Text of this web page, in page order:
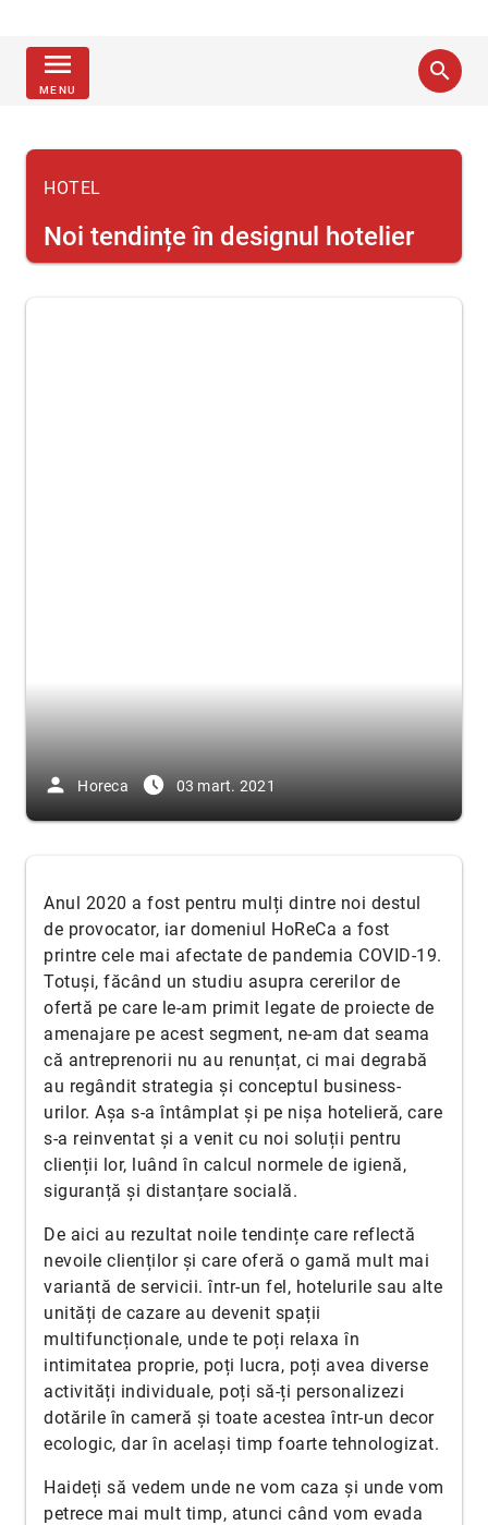
menu
MENU
search
HOTEL
Noi tendințe în designul hotelier
person Horeca access_time_filled 03 mart. 2021
Anul 2020 a fost pentru mulți dintre noi destul
de provocator, iar domeniul HoReCa a fost
printre cele mai afectate de pandemia COVID-19.
Totuși, făcând un studiu asupra cererilor de
ofertă pe care le-am primit legate de proiecte de
amenajare pe acest segment, ne-am dat seama
că antreprenorii nu au renunțat, ci mai degrabă
au regândit strategia și conceptul business-
urilor. Așa s-a întâmplat și pe nișa hotelieră, care
s-a reinventat și a venit cu noi soluții pentru
clienții lor, luând în calcul normele de igienă,
siguranță și distanțare socială.
De aici au rezultat noile tendințe care reflectă
nevoile clienților și care oferă o gamă mult mai
variantă de servicii. într-un fel, hotelurile sau alte
unități de cazare au devenit spații
multifuncționale, unde te poți relaxa în
intimitatea proprie, poți lucra, poți avea diverse
activități individuale, poți să-ți personalizezi
dotările în cameră și toate acestea într-un decor
ecologic, dar în același timp foarte tehnologizat.
Haideți să vedem unde ne vom caza și unde vom
petrece mai mult timp, atunci când vom evada